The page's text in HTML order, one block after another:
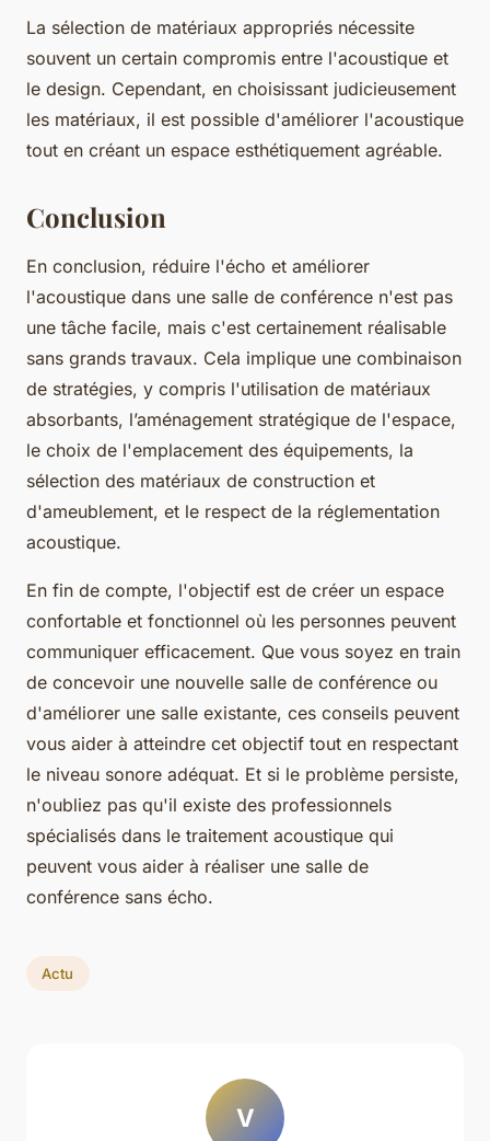
La sélection de matériaux appropriés nécessite
souvent un certain compromis entre l'acoustique et
le design. Cependant, en choisissant judicieusement
les matériaux, il est possible d'améliorer l'acoustique
tout en créant un espace esthétiquement agréable.
Conclusion
En conclusion, réduire l'écho et améliorer
l'acoustique dans une salle de conférence n'est pas
une tâche facile, mais c'est certainement réalisable
sans grands travaux. Cela implique une combinaison
de stratégies, y compris l'utilisation de matériaux
absorbants, l’aménagement stratégique de l'espace,
le choix de l'emplacement des équipements, la
sélection des matériaux de construction et
d'ameublement, et le respect de la réglementation
acoustique.
En fin de compte, l'objectif est de créer un espace
confortable et fonctionnel où les personnes peuvent
communiquer efficacement. Que vous soyez en train
de concevoir une nouvelle salle de conférence ou
d'améliorer une salle existante, ces conseils peuvent
vous aider à atteindre cet objectif tout en respectant
le niveau sonore adéquat. Et si le problème persiste,
n'oubliez pas qu'il existe des professionnels
spécialisés dans le traitement acoustique qui
peuvent vous aider à réaliser une salle de
conférence sans écho.
Actu
V